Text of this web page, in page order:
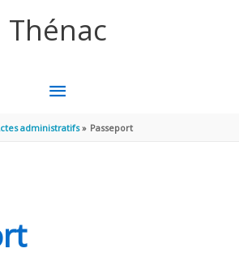
Thénac
MENU
PRINCIPAL
administratifs Passeport